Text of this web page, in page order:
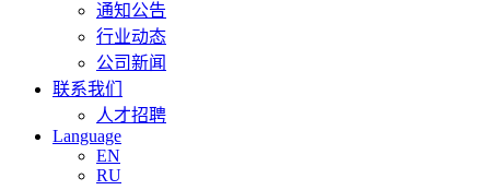
通知公告
行业动态
公司新闻
联系我们
人才招聘
Language
EN
RU